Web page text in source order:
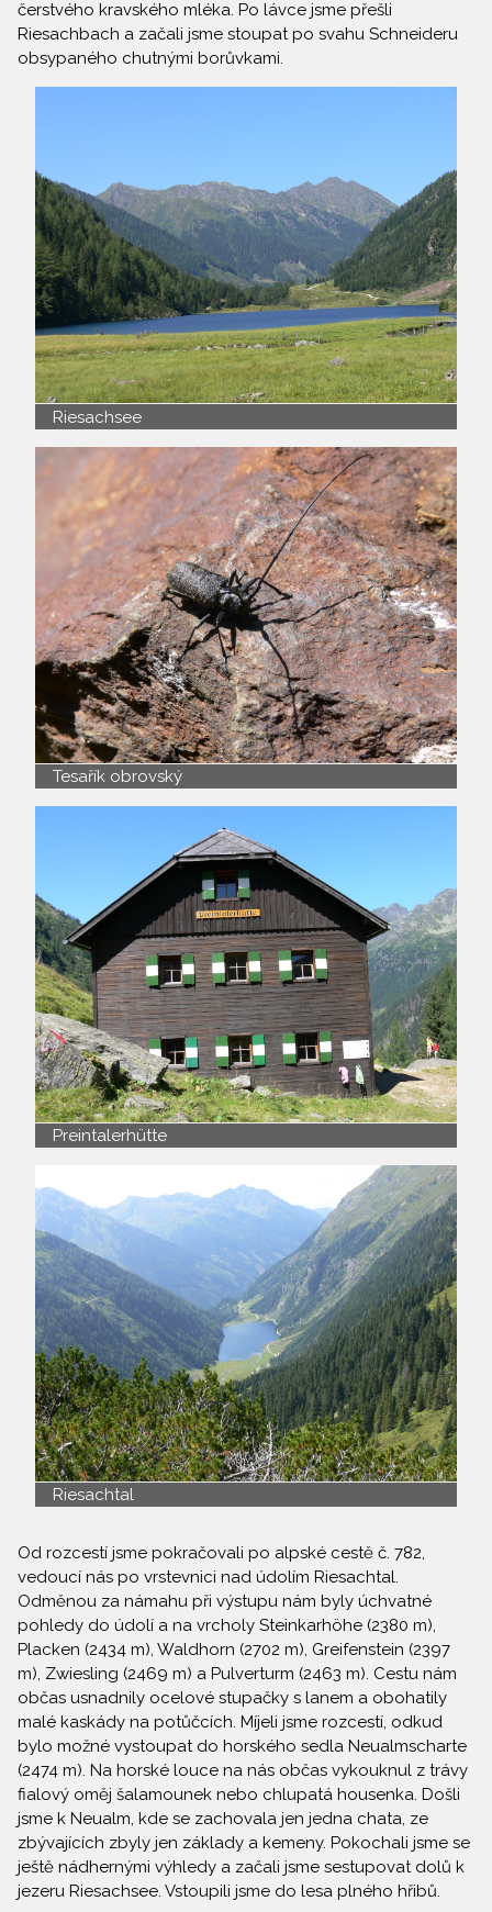
čerstvého kravského mléka. Po lávce jsme přešli
Riesachbach a začali jsme stoupat po svahu Schneideru
obsypaného chutnými borůvkami.
Riesachsee
Tesařík obrovský
Preintalerhütte
Riesachtal
Od rozcestí jsme pokračovali po alpské cestě č. 782,
vedoucí nás po vrstevnici nad údolím Riesachtal.
Odměnou za námahu při výstupu nám byly úchvatné
pohledy do údolí a na vrcholy Steinkarhöhe (2380 m),
Placken (2434 m), Waldhorn (2702 m), Greifenstein (2397
m), Zwiesling (2469 m) a Pulverturm (2463 m). Cestu nám
občas usnadnily ocelové stupačky s lanem a obohatily
malé kaskády na potůčcích. Míjeli jsme rozcestí, odkud
bylo možné vystoupat do horského sedla Neualmscharte
(2474 m). Na horské louce na nás občas vykouknul z trávy
fialový oměj šalamounek nebo chlupatá housenka. Došli
jsme k Neualm, kde se zachovala jen jedna chata, ze
zbývajících zbyly jen základy a kemeny. Pokochali jsme se
ještě nádhernými výhledy a začali jsme sestupovat dolů k
jezeru Riesachsee. Vstoupili jsme do lesa plného hřibů.